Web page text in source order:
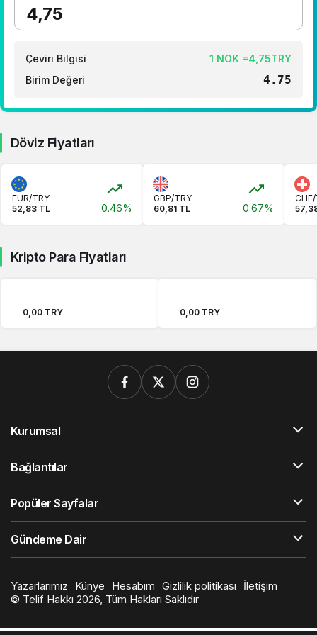
1 RUB Kaç TL ?
1 CNY Kaç TL ?
Çeviri Bilgisi
1 NOK =4,75TRY
Birim Değeri
4.75
Döviz Fiyatları
EUR/TRY
52,83 TL
0.46%
GBP/TRY
60,81 TL
0.67%
Kripto Para Fiyatları
0,00 TRY 0,00 TRY
Kurumsal
Bağlantılar
Popüler Sayfalar
Gündeme Dair
Yazarlarımız Künye Hesabım Gizlilik politikası
İletişim
© Telif Hakkı 2026, Tüm Hakları Saklıdır